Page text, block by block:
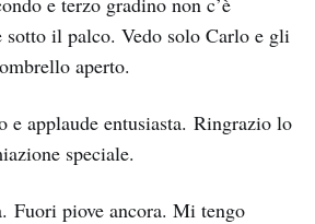
sotto il palco. Vedo solo Carlo e gli
aperto.
e applaude entusiasta. Ringrazio lo
speciale.
Fuori piove ancora. Mi tengo